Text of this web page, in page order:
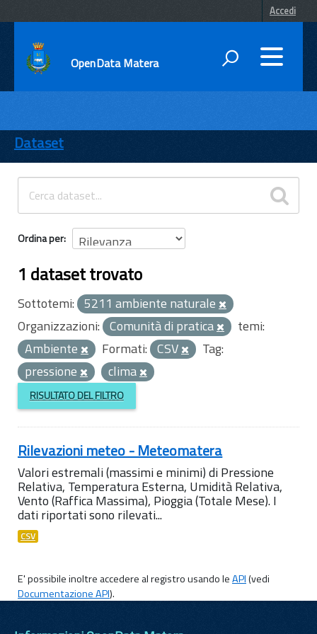
Accedi
OpenData Matera
ENTI
TEMI
INFORMAZIONI
Dataset
Ordina per
1 dataset trovato
Sottotemi: 5211 ambiente naturale
Organizzazioni: Comunità di pratica
temi:
Ambiente
Formati: CSV
Tag:
pressione
clima
RISULTATO DEL FILTRO
Rilevazioni meteo - Meteomatera
Valori estremali (massimi e minimi) di Pressione
Relativa, Temperatura Esterna, Umidità Relativa,
Vento (Raffica Massima), Pioggia (Totale Mese). I
dati riportati sono rilevati...
CSV
E' possibile inoltre accedere al registro usando leAPI(vedi
Documentazione API).